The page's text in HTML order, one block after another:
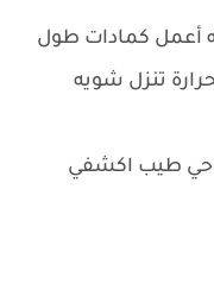
أعمل كمادات طول
تنزل شويه
طيب اكشفي